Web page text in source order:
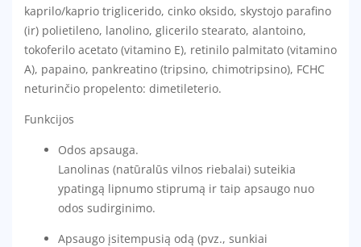
kaprilo/kaprio triglicerido, cinko oksido, skystojo parafino
(ir) polietileno, lanolino, glicerilo stearato, alantoino,
tokoferilo acetato (vitamino E), retinilo palmitato (vitamino
A), papaino, pankreatino (tripsino, chimotripsino), FCHC
neturinčio propelento: dimetileterio.
Funkcijos
Odos apsauga.
Lanolinas (natūralūs vilnos riebalai) suteikia
ypatingą lipnumo stiprumą ir taip apsaugo nuo
odos sudirginimo.
Apsaugo įsitempusią odą (pvz., sunkiai